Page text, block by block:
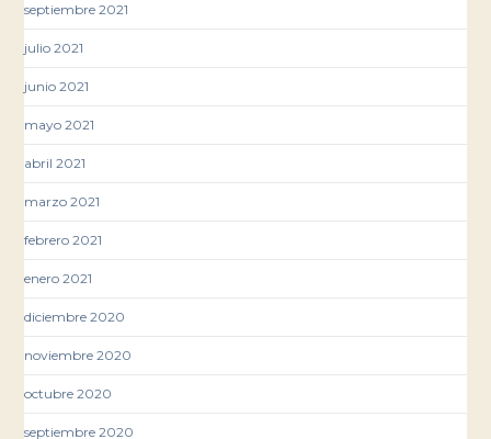
septiembre 2021
julio 2021
junio 2021
mayo 2021
abril 2021
marzo 2021
febrero 2021
enero 2021
diciembre 2020
noviembre 2020
octubre 2020
septiembre 2020